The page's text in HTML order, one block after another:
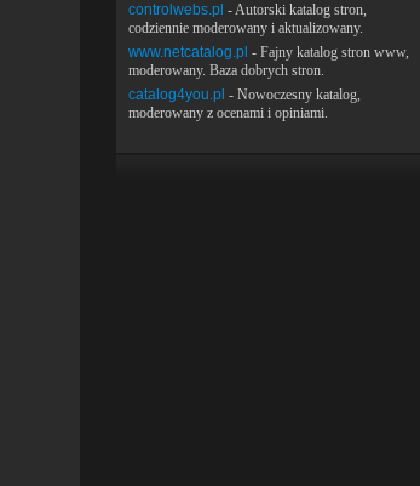
controlwebs.pl - Autorski katalog stron,
codziennie moderowany i aktualizowany.
www.netcatalog.pl - Fajny katalog stron www,
moderowany. Baza dobrych stron.
catalog4you.pl - Nowoczesny katalog,
moderowany z ocenami i opiniami.